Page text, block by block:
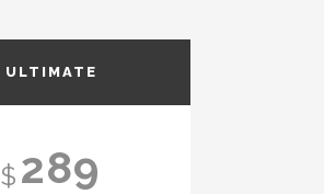
ULTIMATE
$ 289